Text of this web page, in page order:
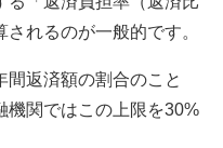
れるのが一般的です。
間返済額の割合のこと
機関ではこの上限を30%